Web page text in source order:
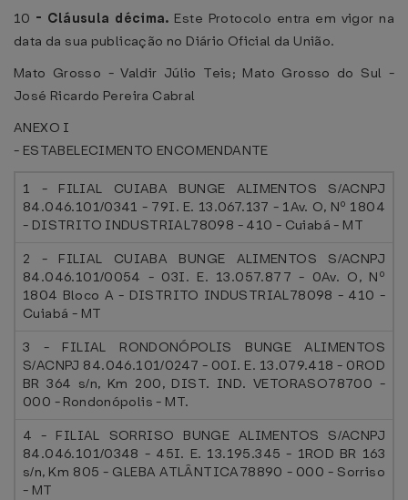
10 - Cláusula décima. Este Protocolo entra em vigor na
data da sua publicação no Diário Oficial da União.
Mato Grosso - Valdir Júlio Teis; Mato Grosso do Sul -
José Ricardo Pereira Cabral
ANEXO I
- ESTABELECIMENTO ENCOMENDANTE
1 - FILIAL CUIABA BUNGE ALIMENTOS S/ACNPJ
84.046.101/0341 - 79I. E. 13.067.137 - 1Av. O, Nº 1804
- DISTRITO INDUSTRIAL78098 - 410 - Cuiabá - MT
2 - FILIAL CUIABA BUNGE ALIMENTOS S/ACNPJ
84.046.101/0054 - 03I. E. 13.057.877 - 0Av. O, Nº
1804 Bloco A - DISTRITO INDUSTRIAL78098 - 410 -
Cuiabá - MT
3 - FILIAL RONDONÓPOLIS BUNGE ALIMENTOS
S/ACNPJ 84.046.101/0247 - 00I. E. 13.079.418 - 0ROD
BR 364 s/n, Km 200, DIST. IND. VETORASO78700 -
000 - Rondonópolis - MT.
4 - FILIAL SORRISO BUNGE ALIMENTOS S/ACNPJ
84.046.101/0348 - 45I. E. 13.195.345 - 1ROD BR 163
s/n, Km 805 - GLEBA ATLÂNTICA78890 - 000 - Sorriso
- MT